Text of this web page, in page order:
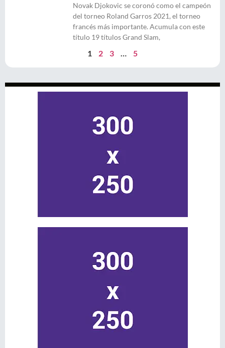
Novak Djokovic se coronó como el campeón
del torneo Roland Garros 2021, el torneo
francés más importante. Acumula con este
título 19 títulos Grand Slam,
1 2 3 … 5